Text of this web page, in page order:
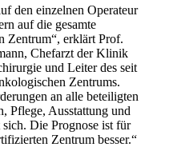
den einzelnen Operateur
auf die gesamte
Zentrum“, erklärt Prof.
Chefarzt der Klinik
und Leiter des seit
Zentrums.
an alle beteiligten
Pflege, Ausstattung und
Die Prognose ist für
Zentrum besser.“